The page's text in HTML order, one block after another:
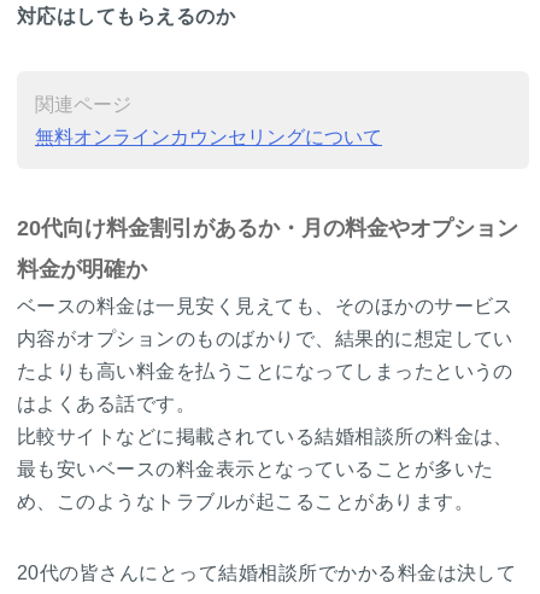
対応はしてもらえるのか
関連ページ
無料オンラインカウンセリングについて
20代向け料金割引があるか・月の料金やオプション
料金が明確か
ベースの料金は一見安く見えても、そのほかのサービス
内容がオプションのものばかりで、結果的に想定してい
たよりも高い料金を払うことになってしまったというの
はよくある話です。
比較サイトなどに掲載されている結婚相談所の料金は、
最も安いベースの料金表示となっていることが多いた
め、このようなトラブルが起こることがあります。
20代の皆さんにとって結婚相談所でかかる料金は決して